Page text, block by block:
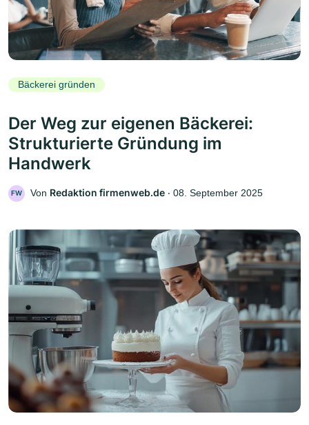
Bäckerei gründen
Der Weg zur eigenen Bäckerei:
Strukturierte Gründung im
Handwerk
FW Von Redaktion firmenweb.de ‧ 08. September 2025